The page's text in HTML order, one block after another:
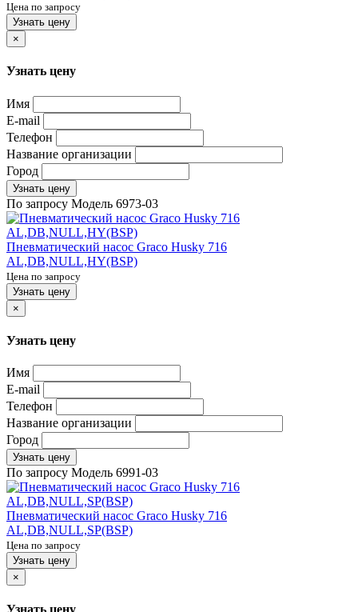
Цена по запросу
Узнать цену
×
Узнать цену
Имя
E-mail
Телефон
Название организации
Город
Узнать цену
По запросу Модель 6973-03
Пневматический насос Graco Husky 716
AL,DB,NULL,HY(BSP)
Цена по запросу
Узнать цену
×
Узнать цену
Имя
E-mail
Телефон
Название организации
Город
Узнать цену
По запросу Модель 6991-03
Пневматический насос Graco Husky 716
AL,DB,NULL,SP(BSP)
Цена по запросу
Узнать цену
×